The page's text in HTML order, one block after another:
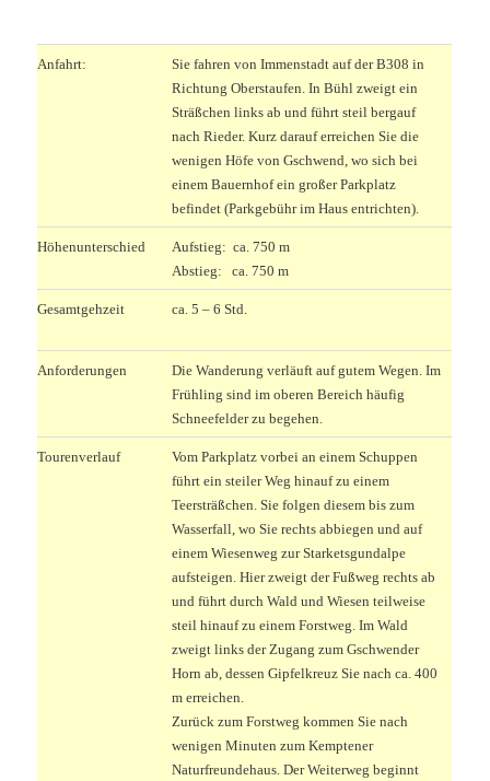
Anfahrt:
Sie fahren von Immenstadt auf der B308 in
Richtung Oberstaufen. In Bühl zweigt ein
Sträßchen links ab und führt steil bergauf
nach Rieder. Kurz darauf erreichen Sie die
wenigen Höfe von Gschwend, wo sich bei
einem Bauernhof ein großer Parkplatz
befindet (Parkgebühr im Haus entrichten).
Höhenunterschied
Aufstieg: ca. 750 m
Abstieg: ca. 750 m
Gesamtgehzeit ca. 5 – 6 Std.
Anforderungen
Die Wanderung verläuft auf gutem Wegen. Im
Frühling sind im oberen Bereich häufig
Schneefelder zu begehen.
Tourenverlauf
Vom Parkplatz vorbei an einem Schuppen
führt ein steiler Weg hinauf zu einem
Teersträßchen. Sie folgen diesem bis zum
Wasserfall, wo Sie rechts abbiegen und auf
einem Wiesenweg zur Starketsgundalpe
aufsteigen. Hier zweigt der Fußweg rechts ab
und führt durch Wald und Wiesen teilweise
steil hinauf zu einem Forstweg. Im Wald
zweigt links der Zugang zum Gschwender
Horn ab, dessen Gipfelkreuz Sie nach ca. 400
m erreichen.
Zurück zum Forstweg kommen Sie nach
wenigen Minuten zum Kemptener
Naturfreundehaus. Der Weiterweg beginnt